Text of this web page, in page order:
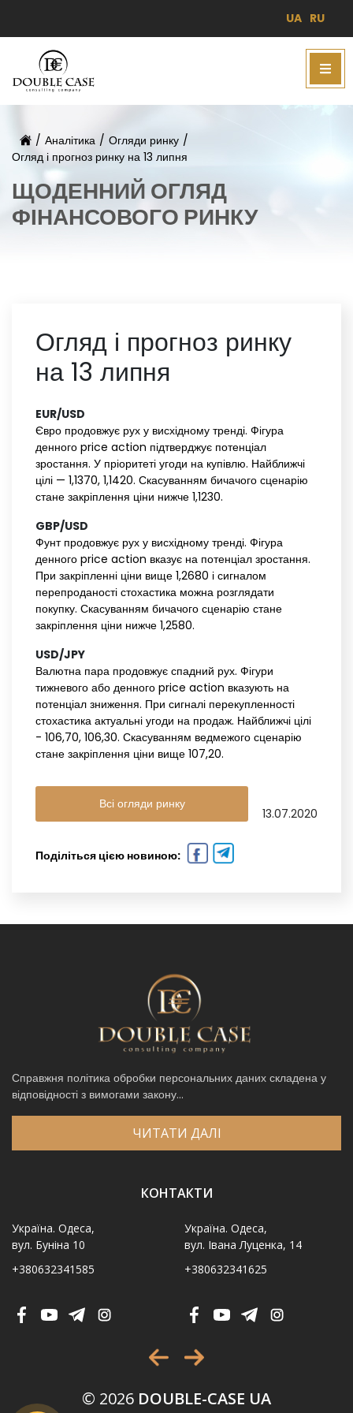
UA RU
/ Аналітика / Огляди ринку /
Огляд і прогноз ринку на 13 липня
ЩОДЕННИЙ ОГЛЯД
ФІНАНСОВОГО РИНКУ
Огляд і прогноз ринку
на 13 липня
EUR/USD‌ ‌
Євро продовжує рух у висхідному тренді. Фігура
денного price action підтверджує потенціал
зростання. У пріоритеті угоди на купівлю. Найближчі
цілі — 1,1370, 1,1420. Скасуванням бичачого сценарію
стане закріплення ціни нижче 1,1230.
GBP/USD‌ ‌
Фунт продовжує рух у висхідному тренді. Фігура
денного price action вказує на потенціал зростання.
При закріпленні ціни вище 1,2680 і сигналом
перепроданості стохастика можна розглядати
покупку. Скасуванням бичачого сценарію стане
закріплення ціни нижче 1,2580.
USD/JPY‌ ‌
Валютна пара продовжує спадний рух. Фігури
тижневого або денного price action вказують на
потенціал зниження. При сигналі перекупленності
стохастика актуальні угоди на продаж. Найближчі цілі
- 106,70, 106,30. Скасуванням ведмежого сценарію
стане закріплення ціни вище 107,20.
Всі огляди ринку
13.07.2020
Поділіться цією новиною:
Справжня політика обробки персональних даних складена у
відповідності з вимогами закону...
ЧИТАТИ ДАЛІ
КОНТАКТИ
Україна. Одеса,
вул. Буніна 10
+380632341585
Україна. Одеса,
вул. Івана Луценка, 14
+380632341625
© 2026 DOUBLE-CASE UA